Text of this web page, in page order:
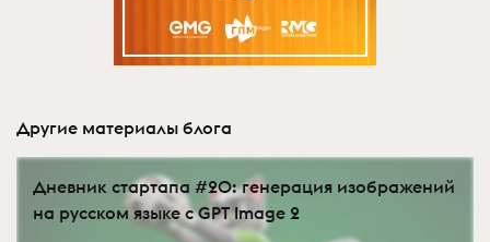
Другие материалы блога
Дневник стартапа #20: генерация изображений
на русском языке с GPT Image 2